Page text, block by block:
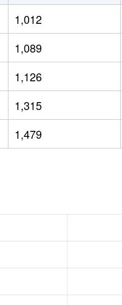
1,012
1,089
1,126
1,315
1,479